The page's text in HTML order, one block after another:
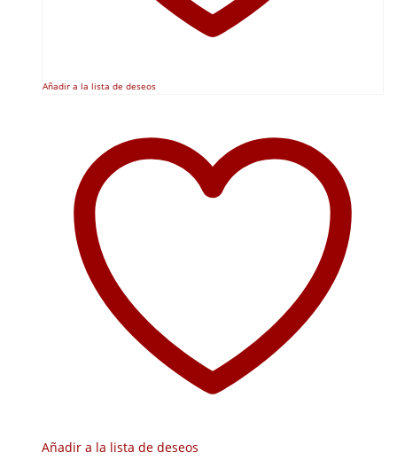
Añadir a la lista de deseos
Añadir a la lista de deseos